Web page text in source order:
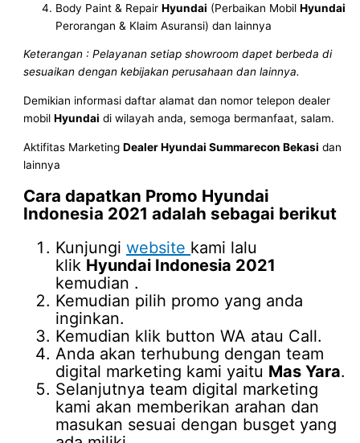
Body Paint & RepairHyundai (Perbaikan MobilHyundai
Perorangan & Klaim Asuransi) dan lainnya
Keterangan : Pelayanan setiap showroom dapet berbeda di
sesuaikan dengan kebijakan perusahaan dan lainnya.
Demikian informasi daftar alamat dan nomor telepon dealer
mobilHyundai di wilayah anda, semoga bermanfaat, salam.
Aktifitas MarketingDealer Hyundai Summarecon Bekasi dan
lainnya
Cara dapatkan Promo Hyundai
Indonesia 2021 adalah sebagai berikut
Kunjungiwebsite kami lalu
klik Hyundai Indonesia 2021
kemudian .
Kemudian pilih promo yang anda
inginkan.
Kemudian klik button WA atau Call.
Anda akan terhubung dengan team
digital marketing kami yaitu Mas Yara.
Selanjutnya team digital marketing
kami akan memberikan arahan dan
masukan sesuai dengan busget yang